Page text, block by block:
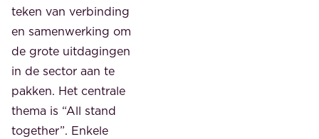
teken van verbinding
en samenwerking om
de grote uitdagingen
in de sector aan te
pakken. Het centrale
thema is “All stand
together”. Enkele